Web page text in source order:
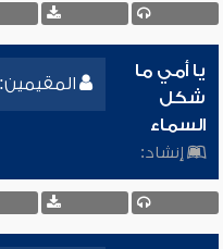
المقيمين: 0
يا أمي ما
شكل
السماء
إنشاد: